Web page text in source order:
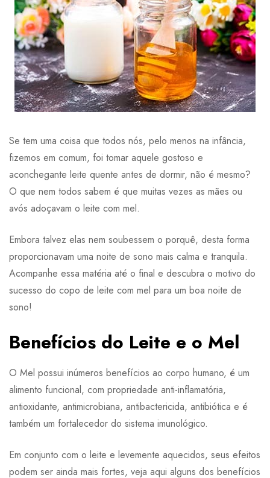
Se tem uma coisa que todos nós, pelo menos na infância,
fizemos em comum, foi tomar aquele gostoso e
aconchegante leite quente antes de dormir, não é mesmo?
O que nem todos sabem é que muitas vezes as mães ou
avós adoçavam o leite com mel.
Embora talvez elas nem soubessem o porquê, desta forma
proporcionavam uma noite de sono mais calma e tranquila.
Acompanhe essa matéria até o final e descubra o motivo do
sucesso do copo de leite com mel para um boa noite de
sono!
Benefícios do Leite e o Mel
O Mel possui inúmeros benefícios ao corpo humano, é um
alimento funcional, com propriedade anti-inflamatória,
antioxidante, antimicrobiana, antibactericida, antibiótica e é
também um fortalecedor do sistema imunológico.
Em conjunto com o leite e levemente aquecidos, seus efeitos
podem ser ainda mais fortes, veja aqui alguns dos benefícios